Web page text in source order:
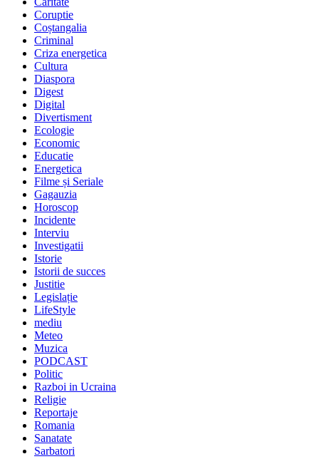
Coruptie
Coștangalia
Criminal
Criza energetica
Cultura
Diaspora
Digest
Digital
Divertisment
Ecologie
Economic
Educatie
Energetica
Filme și Seriale
Gagauzia
Horoscop
Incidente
Interviu
Investigatii
Istorie
Istorii de succes
Justitie
Legislație
LifeStyle
mediu
Meteo
Muzica
PODCAST
Politic
Razboi in Ucraina
Religie
Reportaje
Romania
Sanatate
Sarbatori